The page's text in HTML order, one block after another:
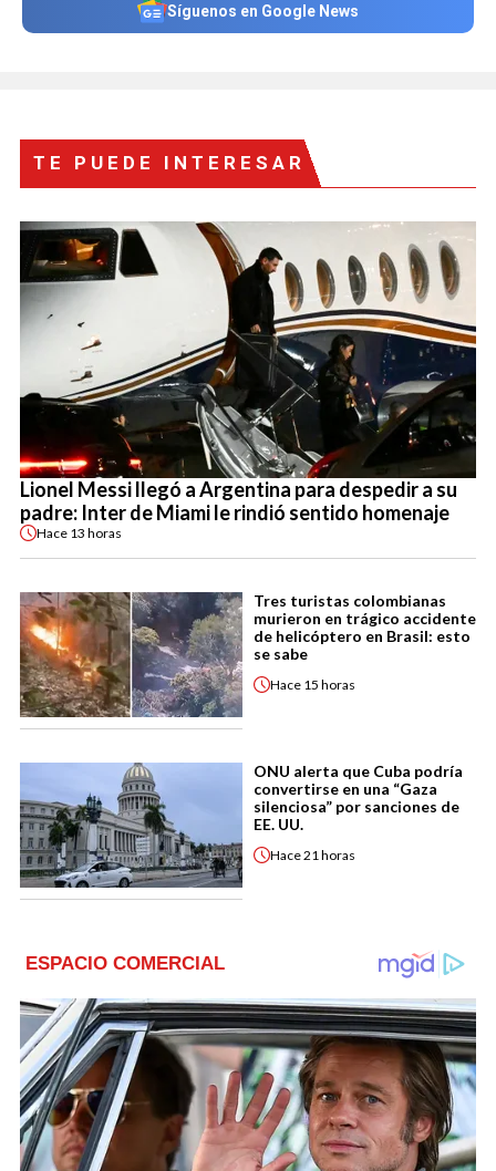
Síguenos en Google News
TE PUEDE INTERESAR
Lionel Messi llegó a Argentina para despedir a su
padre: Inter de Miami le rindió sentido homenaje
Hace 13 horas
Tres turistas colombianas
murieron en trágico accidente
de helicóptero en Brasil: esto
se sabe
Hace 15 horas
ONU alerta que Cuba podría
convertirse en una “Gaza
silenciosa” por sanciones de
EE. UU.
Hace21 horas